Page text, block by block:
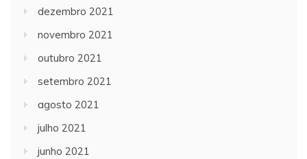
dezembro 2021
novembro 2021
outubro 2021
setembro 2021
agosto 2021
julho 2021
junho 2021